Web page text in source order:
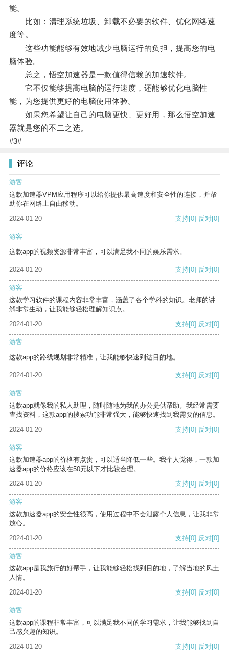
能。
比如：清理系统垃圾、卸载不必要的软件、优化网络速
度等。
这些功能能够有效地减少电脑运行的负担，提高您的电
脑体验。
总之，悟空加速器是一款值得信赖的加速软件。
它不仅能够提高电脑的运行速度，还能够优化电脑性
能，为您提供更好的电脑使用体验。
如果您希望让自己的电脑更快、更好用，那么悟空加速
器就是您的不二之选。
#3#
评论
游客
这款加速器VPM应用程序可以给你提供最高速度和安全性的连接，并帮
助你在网络上自由移动。
2024-01-20
支持[0] 反对[0]
游客
这款app的视频资源非常丰富，可以满足我不同的娱乐需求。
2024-01-20 支持[0] 反对[0]
游客
这款学习软件的课程内容非常丰富，涵盖了各个学科的知识。老师的讲
解非常生动，让我能够轻松理解知识点。
2024-01-20
支持[0] 反对[0]
游客
这款app的路线规划非常精准，让我能够快速到达目的地。
2024-01-20 支持[0] 反对[0]
游客
这款app就像我的私人助理，随时随地为我的办公提供帮助。我经常需要
查找资料，这款app的搜索功能非常强大，能够快速找到我需要的信息。
2024-01-20
支持[0] 反对[0]
游客
这款加速器app的价格有点贵，可以适当降低一些。我个人觉得，一款加
速器app的价格应该在50元以下才比较合理。
2024-01-20
支持[0] 反对[0]
游客
这款加速器app的安全性很高，使用过程中不会泄露个人信息，让我非常
放心。
2024-01-20
支持[0] 反对[0]
游客
这款app是我旅行的好帮手，让我能够轻松找到目的地，了解当地的风土
人情。
2024-01-20
支持[0] 反对[0]
游客
这款app的课程非常丰富，可以满足我不同的学习需求，让我能够找到自
己感兴趣的知识。
2024-01-20
支持[0] 反对[0]